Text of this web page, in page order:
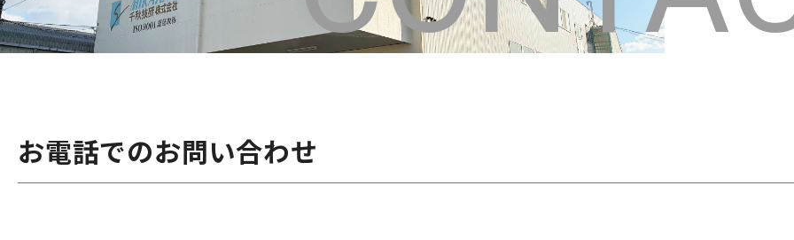
お電話でのお問い合わせ